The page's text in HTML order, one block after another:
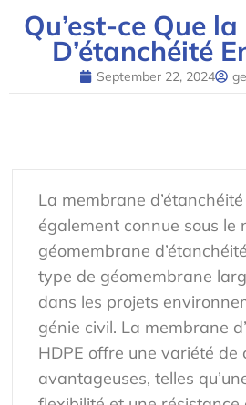
Qu’est-ce Que
D’étanchéité
September 22, 2024
La membrane d’étanchéité
également connue sous le
géomembrane
type de géomembrane
dans les projets
génie civil. La membrane
HDPE offre une variété de
avantageuses, telles